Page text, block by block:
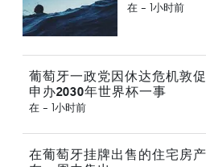
在 - 1小时前
葡萄牙一政党因休达危机敦
申办2030年世界杯一事
在 - 1小时前
在葡萄牙挂牌出售的住宅房